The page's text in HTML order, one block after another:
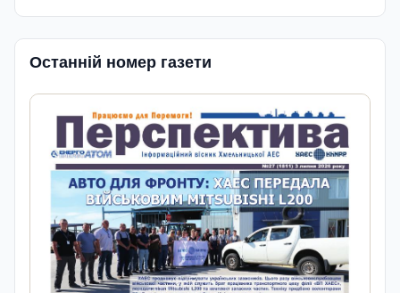
Останній номер газети